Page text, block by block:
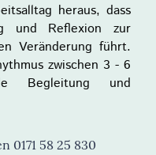
heraus, dass
und Reflexion zur
Veränderung führt.
zwischen 3 - 6
Begleitung und
0171 58 25 830